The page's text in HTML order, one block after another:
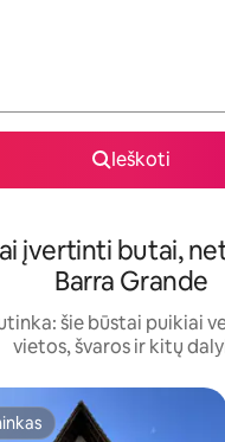
Ieškoti
įvertinti butai,
Barra Grande
šie būstai puikiai
vietos, švaros ir kitų